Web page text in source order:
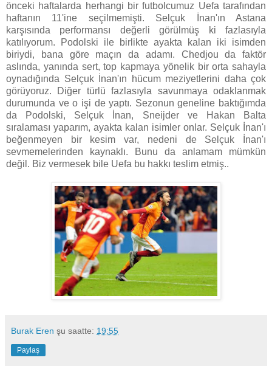
önceki haftalarda herhangi bir futbolcumuz Uefa tarafından
haftanın 11'ine seçilmemişti. Selçuk İnan'ın Astana
karşısında performansı değerli görülmüş ki fazlasıyla
katılıyorum. Podolski ile birlikte ayakta kalan iki isimden
biriydi, bana göre maçın da adamı. Chedjou da faktör
aslında, yanında sert, top kapmaya yönelik bir orta sahayla
oynadığında Selçuk İnan'ın hücum meziyetlerini daha çok
görüyoruz. Diğer türlü fazlasıyla savunmaya odaklanmak
durumunda ve o işi de yaptı. Sezonun geneline baktığımda
da Podolski, Selçuk İnan, Sneijder ve Hakan Balta
sıralaması yaparım, ayakta kalan isimler onlar. Selçuk İnan'ı
beğenmeyen bir kesim var, nedeni de Selçuk İnan'ı
sevmemelerinden kaynaklı. Bunu da anlamam mümkün
değil. Biz vermesek bile Uefa bu hakkı teslim etmiş..
Burak Eren şu saatte: 19:55
Paylaş